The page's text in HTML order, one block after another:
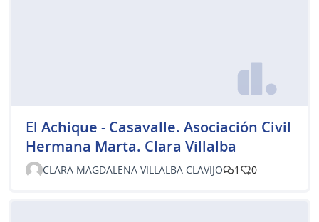
El Achique - Casavalle. Asociación Civil
Hermana Marta. Clara Villalba
CLARA MAGDALENA VILLALBA CLAVIJO 1 0